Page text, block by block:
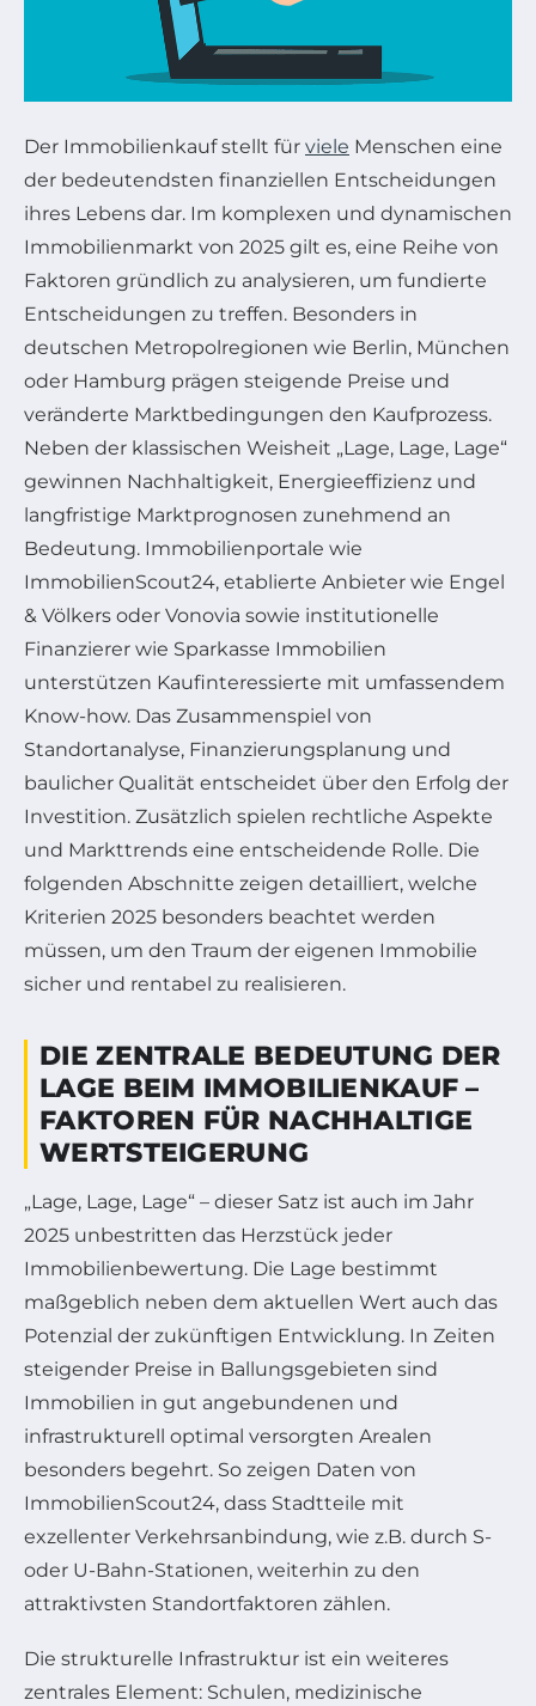
Der Immobilienkauf stellt für viele Menschen eine
der bedeutendsten finanziellen Entscheidungen
ihres Lebens dar. Im komplexen und dynamischen
Immobilienmarkt von 2025 gilt es, eine Reihe von
Faktoren gründlich zu analysieren, um fundierte
Entscheidungen zu treffen. Besonders in
deutschen Metropolregionen wie Berlin, München
oder Hamburg prägen steigende Preise und
veränderte Marktbedingungen den Kaufprozess.
Neben der klassischen Weisheit „Lage, Lage, Lage“
gewinnen Nachhaltigkeit, Energieeffizienz und
langfristige Marktprognosen zunehmend an
Bedeutung. Immobilienportale wie
ImmobilienScout24, etablierte Anbieter wie Engel
& Völkers oder Vonovia sowie institutionelle
Finanzierer wie Sparkasse Immobilien
unterstützen Kaufinteressierte mit umfassendem
Know-how. Das Zusammenspiel von
Standortanalyse, Finanzierungsplanung und
baulicher Qualität entscheidet über den Erfolg der
Investition. Zusätzlich spielen rechtliche Aspekte
und Markttrends eine entscheidende Rolle. Die
folgenden Abschnitte zeigen detailliert, welche
Kriterien 2025 besonders beachtet werden
müssen, um den Traum der eigenen Immobilie
sicher und rentabel zu realisieren.
DIE ZENTRALE BEDEUTUNG DER
LAGE BEIM IMMOBILIENKAUF –
FAKTOREN FÜR NACHHALTIGE
WERTSTEIGERUNG
„Lage, Lage, Lage“ – dieser Satz ist auch im Jahr
2025 unbestritten das Herzstück jeder
Immobilienbewertung. Die Lage bestimmt
maßgeblich neben dem aktuellen Wert auch das
Potenzial der zukünftigen Entwicklung. In Zeiten
steigender Preise in Ballungsgebieten sind
Immobilien in gut angebundenen und
infrastrukturell optimal versorgten Arealen
besonders begehrt. So zeigen Daten von
ImmobilienScout24, dass Stadtteile mit
exzellenter Verkehrsanbindung, wie z.B. durch S-
oder U-Bahn-Stationen, weiterhin zu den
attraktivsten Standortfaktoren zählen.
Die strukturelle Infrastruktur ist ein weiteres
zentrales Element: Schulen, medizinische